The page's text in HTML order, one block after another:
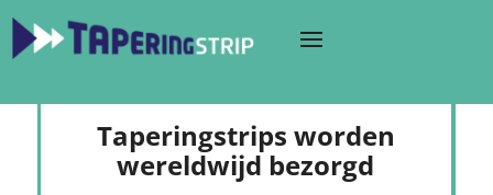
Taperingstrips worden
wereldwijd bezorgd